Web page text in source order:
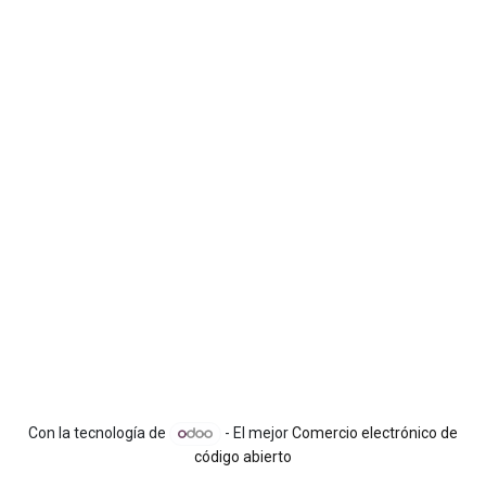
Con la tecnología de - El mejorComercio electrónico de
código abierto